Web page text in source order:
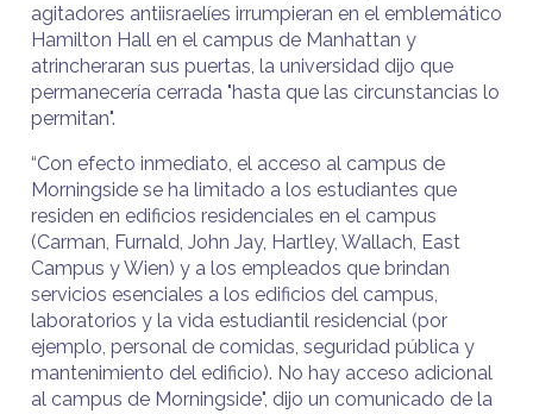
agitadores antiisraelíes irrumpieran en el emblemático
Hamilton Hall en el campus de Manhattan y
atrincheraran sus puertas, la universidad dijo que
permanecería cerrada "hasta que las circunstancias lo
permitan".
“Con efecto inmediato, el acceso al campus de
Morningside se ha limitado a los estudiantes que
residen en edificios residenciales en el campus
(Carman, Furnald, John Jay, Hartley, Wallach, East
Campus y Wien) y a los empleados que brindan
servicios esenciales a los edificios del campus,
laboratorios y la vida estudiantil residencial (por
ejemplo, personal de comidas, seguridad pública y
mantenimiento del edificio). No hay acceso adicional
al campus de Morningside", dijo un comunicado de la